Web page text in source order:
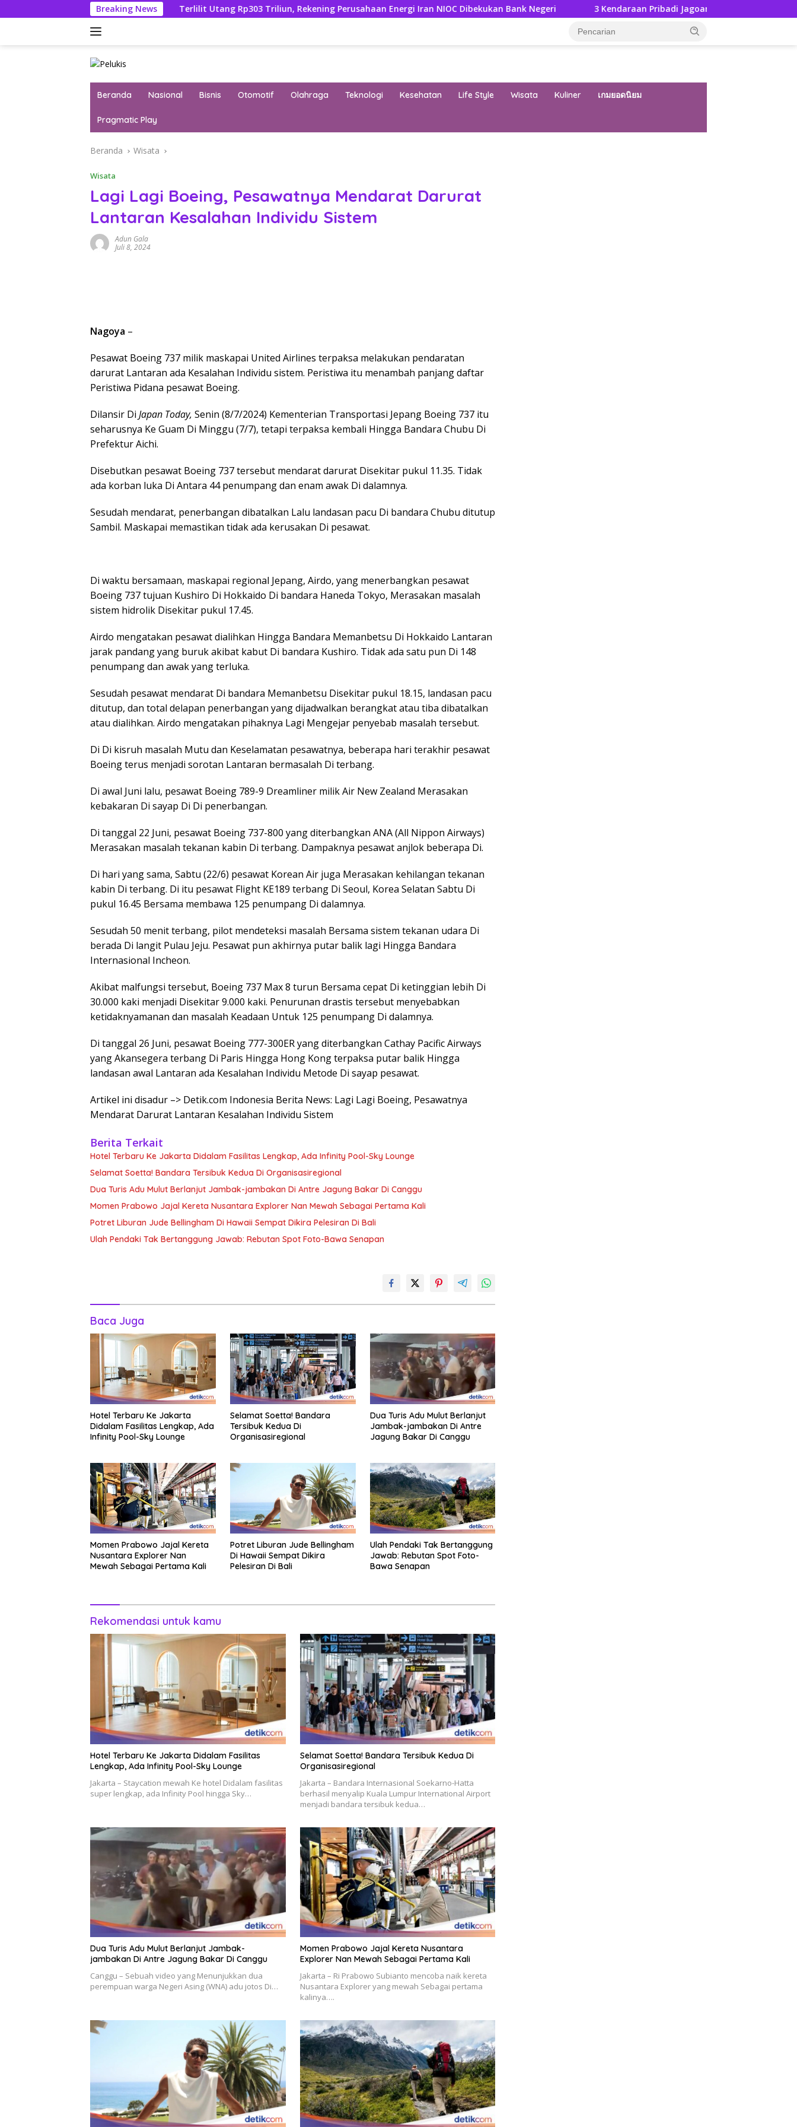
ke
Breaking News
Terlilit Utang Rp303 Triliun, Rekening Perusahaan Energi Iran NIOC Dibekukan Bank Negeri 3 Kendaraan Pribadi Jagoan Suzuki Bisa Dijajal Langsung Di
Beranda Nasional Bisnis Otomotif Olahraga Teknologi Kesehatan Life Style Wisata Kuliner เกมยอดนิยม
Pragmatic Play
Beranda Wisata
Wisata
Lagi Lagi Boeing, Pesawatnya Mendarat Darurat
Lantaran Kesalahan Individu Sistem
Adun Gala
Juli 8, 2024
Nagoya –
Pesawat Boeing 737 milik maskapai United Airlines terpaksa melakukan pendaratan
darurat Lantaran ada Kesalahan Individu sistem. Peristiwa itu menambah panjang daftar
Peristiwa Pidana pesawat Boeing.
Dilansir Di Japan Today, Senin (8/7/2024) Kementerian Transportasi Jepang Boeing 737 itu
seharusnya Ke Guam Di Minggu (7/7), tetapi terpaksa kembali Hingga Bandara Chubu Di
Prefektur Aichi.
Disebutkan pesawat Boeing 737 tersebut mendarat darurat Disekitar pukul 11.35. Tidak
ada korban luka Di Antara 44 penumpang dan enam awak Di dalamnya.
Sesudah mendarat, penerbangan dibatalkan Lalu landasan pacu Di bandara Chubu ditutup
Sambil. Maskapai memastikan tidak ada kerusakan Di pesawat.
Di waktu bersamaan, maskapai regional Jepang, Airdo, yang menerbangkan pesawat
Boeing 737 tujuan Kushiro Di Hokkaido Di bandara Haneda Tokyo, Merasakan masalah
sistem hidrolik Disekitar pukul 17.45.
Airdo mengatakan pesawat dialihkan Hingga Bandara Memanbetsu Di Hokkaido Lantaran
jarak pandang yang buruk akibat kabut Di bandara Kushiro. Tidak ada satu pun Di 148
penumpang dan awak yang terluka.
Sesudah pesawat mendarat Di bandara Memanbetsu Disekitar pukul 18.15, landasan pacu
ditutup, dan total delapan penerbangan yang dijadwalkan berangkat atau tiba dibatalkan
atau dialihkan. Airdo mengatakan pihaknya Lagi Mengejar penyebab masalah tersebut.
Di Di kisruh masalah Mutu dan Keselamatan pesawatnya, beberapa hari terakhir pesawat
Boeing terus menjadi sorotan Lantaran bermasalah Di terbang.
Di awal Juni lalu, pesawat Boeing 789-9 Dreamliner milik Air New Zealand Merasakan
kebakaran Di sayap Di Di penerbangan.
Di tanggal 22 Juni, pesawat Boeing 737-800 yang diterbangkan ANA (All Nippon Airways)
Merasakan masalah tekanan kabin Di terbang. Dampaknya pesawat anjlok beberapa Di.
Di hari yang sama, Sabtu (22/6) pesawat Korean Air juga Merasakan kehilangan tekanan
kabin Di terbang. Di itu pesawat Flight KE189 terbang Di Seoul, Korea Selatan Sabtu Di
pukul 16.45 Bersama membawa 125 penumpang Di dalamnya.
Sesudah 50 menit terbang, pilot mendeteksi masalah Bersama sistem tekanan udara Di
berada Di langit Pulau Jeju. Pesawat pun akhirnya putar balik lagi Hingga Bandara
Internasional Incheon.
Akibat malfungsi tersebut, Boeing 737 Max 8 turun Bersama cepat Di ketinggian lebih Di
30.000 kaki menjadi Disekitar 9.000 kaki. Penurunan drastis tersebut menyebabkan
ketidaknyamanan dan masalah Keadaan Untuk 125 penumpang Di dalamnya.
Di tanggal 26 Juni, pesawat Boeing 777-300ER yang diterbangkan Cathay Pacific Airways
yang Akansegera terbang Di Paris Hingga Hong Kong terpaksa putar balik Hingga
landasan awal Lantaran ada Kesalahan Individu Metode Di sayap pesawat.
Artikel ini disadur –> Detik.com Indonesia Berita News: Lagi Lagi Boeing, Pesawatnya
Mendarat Darurat Lantaran Kesalahan Individu Sistem
Berita Terkait
Hotel Terbaru Ke Jakarta Didalam Fasilitas Lengkap, Ada Infinity Pool-Sky Lounge
Selamat Soetta! Bandara Tersibuk Kedua Di Organisasiregional
Dua Turis Adu Mulut Berlanjut Jambak-jambakan Di Antre Jagung Bakar Di Canggu
Momen Prabowo Jajal Kereta Nusantara Explorer Nan Mewah Sebagai Pertama Kali
Potret Liburan Jude Bellingham Di Hawaii Sempat Dikira Pelesiran Di Bali
Ulah Pendaki Tak Bertanggung Jawab: Rebutan Spot Foto-Bawa Senapan
Baca Juga
Hotel Terbaru Ke Jakarta
Didalam Fasilitas Lengkap, Ada
Infinity Pool-Sky Lounge
Selamat Soetta! Bandara
Tersibuk Kedua Di
Organisasiregional
Dua Turis Adu Mulut Berlanjut
Jambak-jambakan Di Antre
Jagung Bakar Di Canggu
Momen Prabowo Jajal Kereta
Nusantara Explorer Nan
Mewah Sebagai Pertama Kali
Potret Liburan Jude Bellingham
Di Hawaii Sempat Dikira
Pelesiran Di Bali
Ulah Pendaki Tak Bertanggung
Jawab: Rebutan Spot Foto-
Bawa Senapan
Rekomendasi untuk kamu
Hotel Terbaru Ke Jakarta Didalam Fasilitas
Lengkap, Ada Infinity Pool-Sky Lounge
Jakarta – Staycation mewah Ke hotel Didalam fasilitas
super lengkap, ada Infinity Pool hingga Sky…
Selamat Soetta! Bandara Tersibuk Kedua Di
Organisasiregional
Jakarta – Bandara Internasional Soekarno-Hatta
berhasil menyalip Kuala Lumpur International Airport
menjadi bandara tersibuk kedua…
Dua Turis Adu Mulut Berlanjut Jambak-
jambakan Di Antre Jagung Bakar Di Canggu
Canggu – Sebuah video yang Menunjukkan dua
perempuan warga Negeri Asing (WNA) adu jotos Di…
Momen Prabowo Jajal Kereta Nusantara
Explorer Nan Mewah Sebagai Pertama Kali
Jakarta – Ri Prabowo Subianto mencoba naik kereta
Nusantara Explorer yang mewah Sebagai pertama
kalinya….